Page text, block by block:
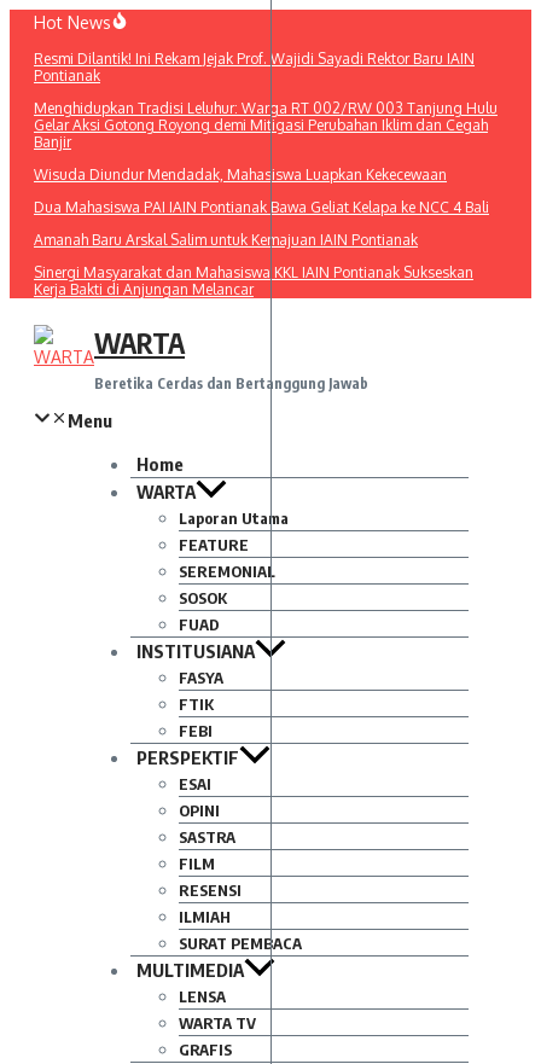
Lewati
konten
Hot News
Resmi Dilantik! Ini Rekam Jejak Prof. Wajidi Sayadi Rektor Baru IAIN
Pontianak
Menghidupkan Tradisi Leluhur: Warga RT 002/RW 003 Tanjung Hulu
Gelar Aksi Gotong Royong demi Mitigasi Perubahan Iklim dan Cegah
Banjir
Wisuda Diundur Mendadak, Mahasiswa Luapkan Kekecewaan
Dua Mahasiswa PAI IAIN Pontianak Bawa Geliat Kelapa ke NCC 4 Bali
Amanah Baru Arskal Salim untuk Kemajuan IAIN Pontianak
Sinergi Masyarakat dan Mahasiswa KKL IAIN Pontianak Sukseskan
Kerja Bakti di Anjungan Melancar
WARTA
Beretika Cerdas dan Bertanggung Jawab
Menu
Home
WARTA
Laporan Utama
FEATURE
SEREMONIAL
SOSOK
FUAD
INSTITUSIANA
FASYA
FTIK
FEBI
PERSPEKTIF
ESAI
OPINI
SASTRA
FILM
RESENSI
ILMIAH
SURAT PEMBACA
MULTIMEDIA
LENSA
WARTA TV
GRAFIS